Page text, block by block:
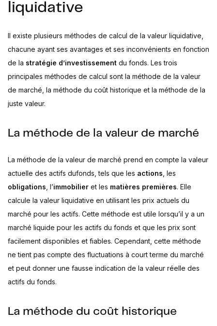
liquidative
Il existe plusieurs méthodes de calcul de la valeur liquidative,
chacune ayant ses avantages et ses inconvénients en fonction
de la stratégie d’investissement du fonds. Les trois
principales méthodes de calcul sont la méthode de la valeur
de marché, la méthode du coût historique et la méthode de la
juste valeur.
La méthode de la valeur de marché
La méthode de la valeur de marché prend en compte la valeur
actuelle des actifs dufonds, tels que les actions , les
obligations , l’immobilier et les matières premières. Elle
calcule la valeur liquidative en utilisant les prix actuels du
marché pour les actifs. Cette méthode est utile lorsqu’il y a un
marché liquide pour les actifs du fonds et que les prix sont
facilement disponibles et fiables. Cependant, cette méthode
ne tient pas compte des fluctuations à court terme du marché
et peut donner une fausse indication de la valeur réelle des
actifs du fonds.
La méthode du coût historique